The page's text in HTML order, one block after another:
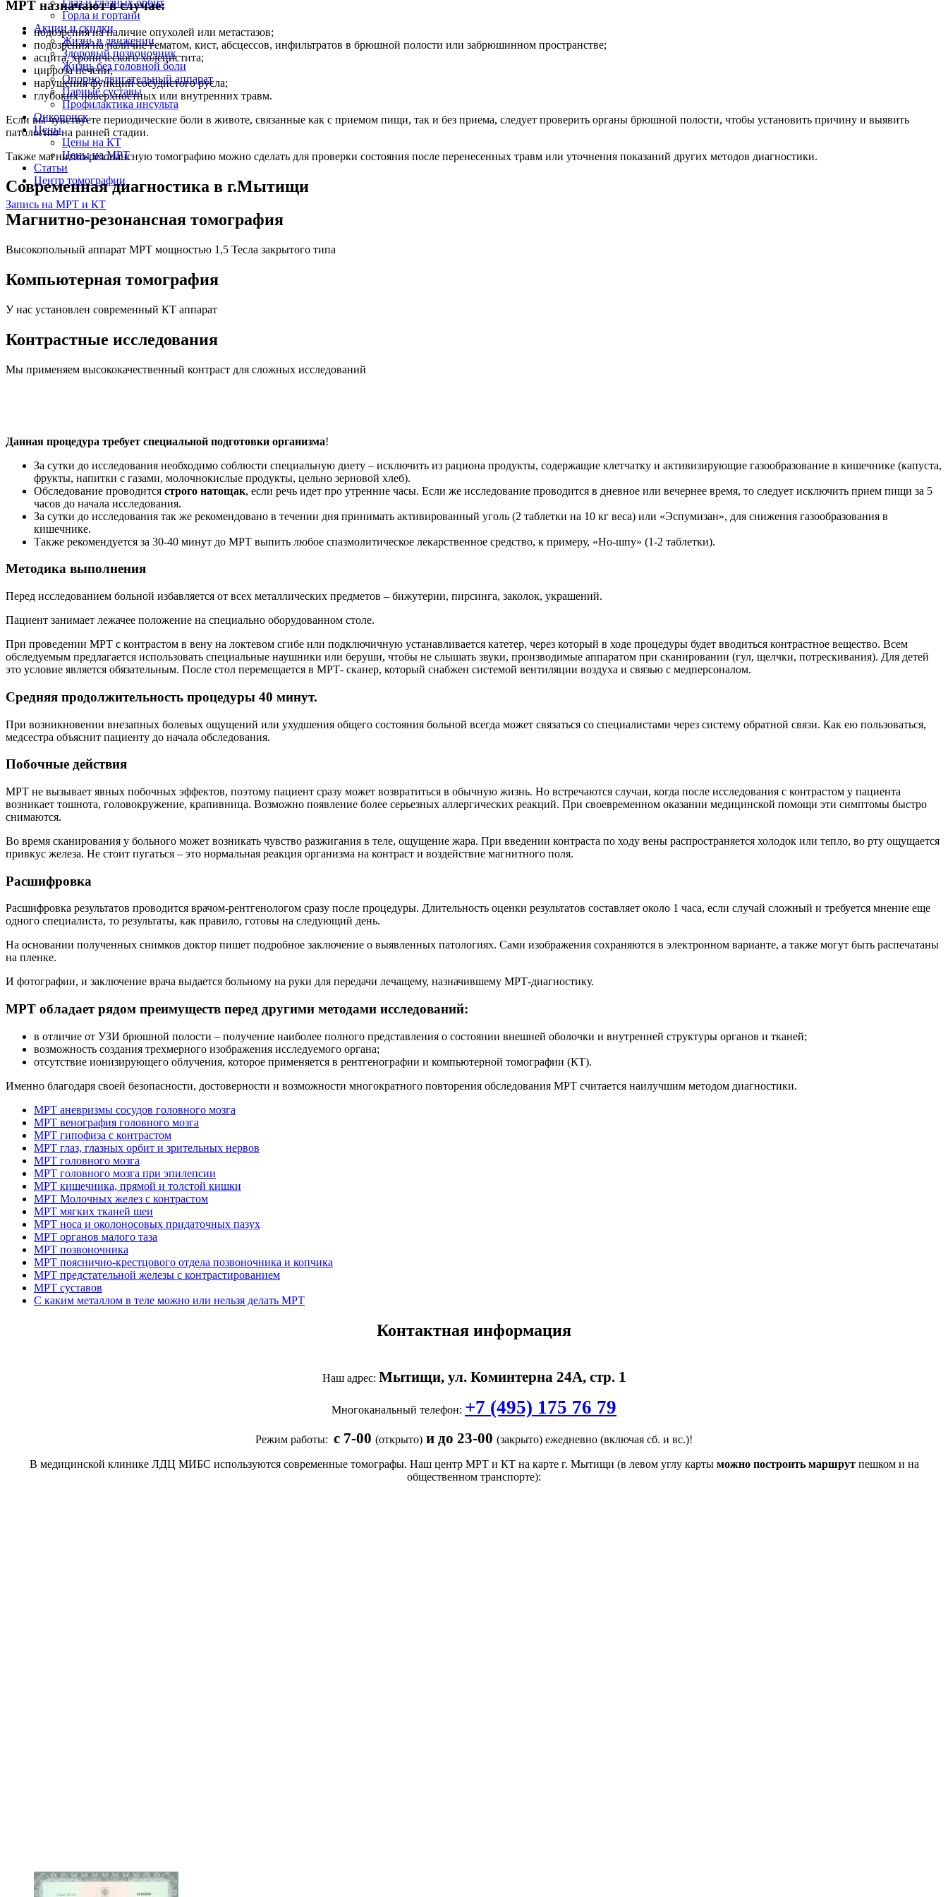
Горла и гортани
Акции и скидки
Жизнь в движении
Здоровый позвоночник
Жизнь без головной боли
Опорно-двигательный аппарат
Парные суставы
Профилактика инсульта
Онкопоиск
Цены
Цены на КТ
Цены на МРТ
Статьи
Центр томографии
Запись на МРТ и КТ
МРТ назначают в случае:
подозрения на наличие опухолей или метастазов;
подозрения на наличие гематом, кист, абсцессов, инфильтратов в брюшной полости или забрюшинном пространстве;
асцита, хронического холецистита;
цирроза печени;
нарушения функций сосудистого русла;
глубоких поверхностных или внутренних травм.
Если вы чувствуете периодические боли в животе, связанные как с приемом пищи, так и без приема, следует проверить органы брюшной полости, чтобы установить причину и выявить
патологию на ранней стадии.
Также магнитно-резонансную томографию можно сделать для проверки состояния после перенесенных травм или уточнения показаний других методов диагностики.
Современная диагностика в г.Мытищи
Магнитно-резонансная томография
Высокопольный аппарат МРТ мощностью 1,5 Тесла закрытого типа
Компьютерная томография
У нас установлен современный КТ аппарат
Контрастные исследования
Мы применяем высококачественный контраст для сложных исследований
Данная процедура требует специальной подготовки организма!
За сутки до исследования необходимо соблюсти специальную диету – исключить из рациона продукты, содержащие клетчатку и активизирующие газообразование в кишечнике (капуста,
фрукты, напитки с газами, молочнокислые продукты, цельно зерновой хлеб).
Обследование проводится строго натощак, если речь идет про утренние часы. Если же исследование проводится в дневное или вечернее время, то следует исключить прием пищи за 5
часов до начала исследования.
За сутки до исследования так же рекомендовано в течении дня принимать активированный уголь (2 таблетки на 10 кг веса) или «Эспумизан», для снижения газообразования в
кишечнике.
Также рекомендуется за 30-40 минут до МРТ выпить любое спазмолитическое лекарственное средство, к примеру, «Но-шпу» (1-2 таблетки).
Методика выполнения
Перед исследованием больной избавляется от всех металлических предметов – бижутерии, пирсинга, заколок, украшений.
Пациент занимает лежачее положение на специально оборудованном столе.
При проведении МРТ с контрастом в вену на локтевом сгибе или подключичную устанавливается катетер, через который в ходе процедуры будет вводиться контрастное вещество. Всем
обследуемым предлагается использовать специальные наушники или беруши, чтобы не слышать звуки, производимые аппаратом при сканировании (гул, щелчки, потрескивания). Для детей
это условие является обязательным. После стол перемещается в МРТ- сканер, который снабжен системой вентиляции воздуха и связью с медперсоналом.
Средняя продолжительность процедуры 40 минут.
При возникновении внезапных болевых ощущений или ухудшения общего состояния больной всегда может связаться со специалистами через систему обратной связи. Как ею пользоваться,
медсестра объяснит пациенту до начала обследования.
Побочные действия
МРТ не вызывает явных побочных эффектов, поэтому пациент сразу может возвратиться в обычную жизнь. Но встречаются случаи, когда после исследования с контрастом у пациента
возникает тошнота, головокружение, крапивница. Возможно появление более серьезных аллергических реакций. При своевременном оказании медицинской помощи эти симптомы быстро
снимаются.
Во время сканирования у больного может возникать чувство разжигания в теле, ощущение жара. При введении контраста по ходу вены распространяется холодок или тепло, во рту ощущается
привкус железа. Не стоит пугаться – это нормальная реакция организма на контраст и воздействие магнитного поля.
Расшифровка
Расшифровка результатов проводится врачом-рентгенологом сразу после процедуры. Длительность оценки результатов составляет около 1 часа, если случай сложный и требуется мнение еще
одного специалиста, то результаты, как правило, готовы на следующий день.
На основании полученных снимков доктор пишет подробное заключение о выявленных патологиях. Сами изображения сохраняются в электронном варианте, а также могут быть распечатаны
на пленке.
И фотографии, и заключение врача выдается больному на руки для передачи лечащему, назначившему МРТ-диагностику.
МРТ обладает рядом преимуществ перед другими методами исследований:
в отличие от УЗИ брюшной полости – получение наиболее полного представления о состоянии внешней оболочки и внутренней структуры органов и тканей;
возможность создания трехмерного изображения исследуемого органа;
отсутствие ионизирующего облучения, которое применяется в рентгенографии и компьютерной томографии (КТ).
Именно благодаря своей безопасности, достоверности и возможности многократного повторения обследования МРТ считается наилучшим методом диагностики.
МРТ аневризмы сосудов головного мозга
МРТ венография головного мозга
МРТ гипофиза с контрастом
МРТ глаз, глазных орбит и зрительных нервов
МРТ головного мозга
МРТ головного мозга при эпилепсии
МРТ кишечника, прямой и толстой кишки
МРТ Молочных желез с контрастом
МРТ мягких тканей шеи
МРТ носа и околоносовых придаточных пазух
МРТ органов малого таза
МРТ позвоночника
МРТ пояснично-крестцового отдела позвоночника и копчика
МРТ предстательной железы с контрастированием
МРТ суставов
С каким металлом в теле можно или нельзя делать МРТ
Контактная информация
Наш адрес: Мытищи, ул. Коминтерна 24А, стр. 1
Многоканальный телефон: +7 (495) 175 76 79
Режим работы: с 7-00 (открыто) и до 23-00 (закрыто) ежедневно (включая сб. и вс.)!
В медицинской клинике ЛДЦ МИБС используются современные томографы. Наш центр МРТ и КТ на карте г. Мытищи (в левом углу карты можно построить маршрутпешком и на
общественном транспорте):